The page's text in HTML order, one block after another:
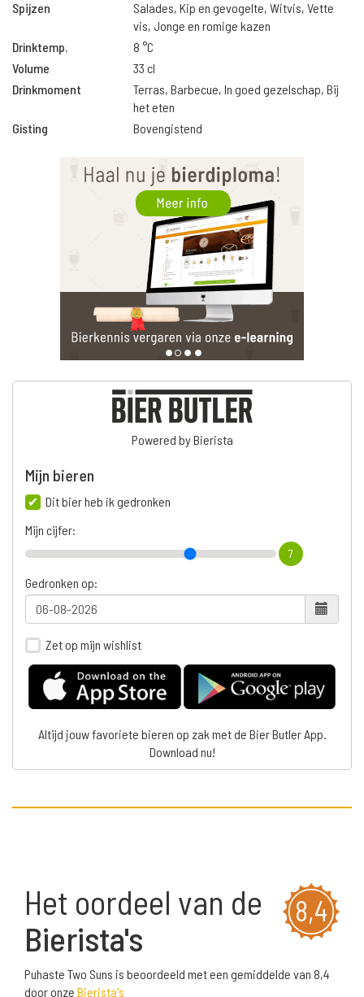
Spijzen
Salades, Kip en gevogelte, Witvis, Vette
vis, Jonge en romige kazen
Drinktemp.
8 °C
Volume
33 cl
Drinkmoment
Terras, Barbecue, In goed gezelschap, Bij
het eten
Gisting
Bovengistend
Powered by Bierista
Mijn bieren
Dit bier heb ik gedronken
Mijn cijfer:
7
Gedronken op:
Zet op mijn wishlist
Altijd jouw favoriete bieren op zak met de Bier Butler App.
Download nu!
8,4
Het oordeel van de
Bierista's
Puhaste Two Suns is beoordeeld met een gemiddelde van 8,4
door onze Bierista's